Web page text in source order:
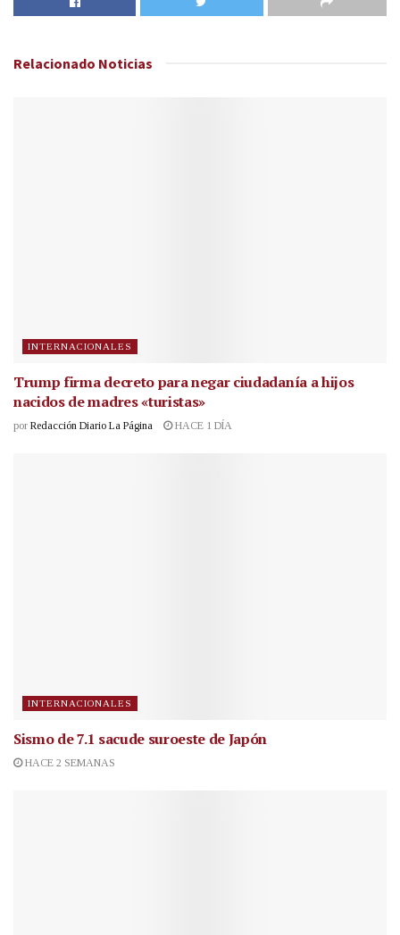
Relacionado Noticias
INTERNACIONALES
Trump firma decreto para negar ciudadanía a hijos
nacidos de madres «turistas»
por Redacción Diario La Página HACE 1 DÍA
INTERNACIONALES
Sismo de 7.1 sacude suroeste de Japón
HACE 2 SEMANAS